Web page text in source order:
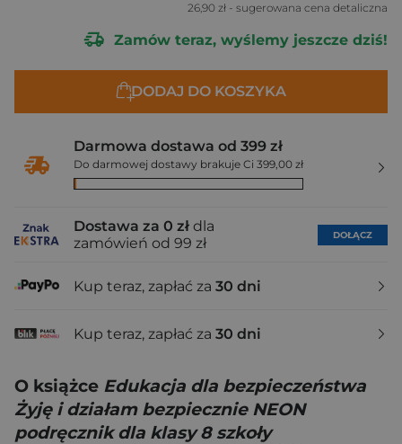
26,90 zł - sugerowana cena detaliczna
Zamów teraz, wyślemy jeszcze dziś!
DODAJ DO KOSZYKA
Darmowa dostawa od 399 zł
Do darmowej dostawy brakuje Ci 399,00 zł
Dostawa za 0 zł dla
zamówień od 99 zł
DOŁĄCZ
Kup teraz, zapłać za 30 dni
Kup teraz, zapłać za 30 dni
O książce Edukacja dla bezpieczeństwa
Żyję i działam bezpiecznie NEON
podręcznik dla klasy 8 szkoły